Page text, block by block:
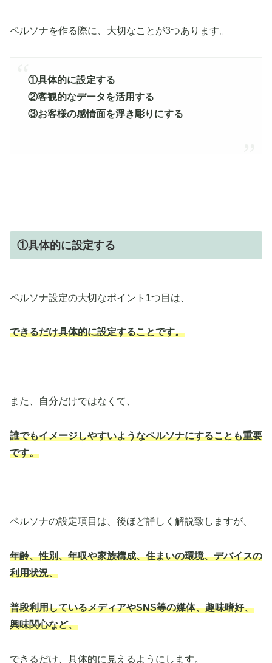
ペルソナを作る際に、大切なことが3つあります。
①具体的に設定する
②客観的なデータを活用する
③お客様の感情面を浮き彫りにする
①具体的に設定する
ペルソナ設定の大切なポイント1つ目は、
できるだけ具体的に設定することです。
また、自分だけではなくて、
誰でもイメージしやすいようなペルソナにすることも重要
です。
ペルソナの設定項目は、後ほど詳しく解説致しますが、
年齢、性別、年収や家族構成、住まいの環境、デバイスの
利用状況、
普段利用しているメディアやSNS等の媒体、趣味嗜好、
興味関心など、
できるだけ、具体的に見えるようにします。